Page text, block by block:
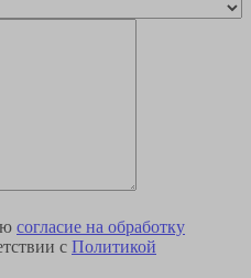
согласие на обработку
с Политикой